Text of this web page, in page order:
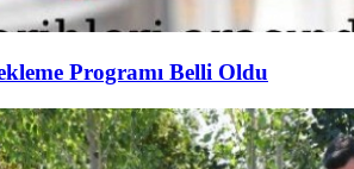
Programı Belli Oldu